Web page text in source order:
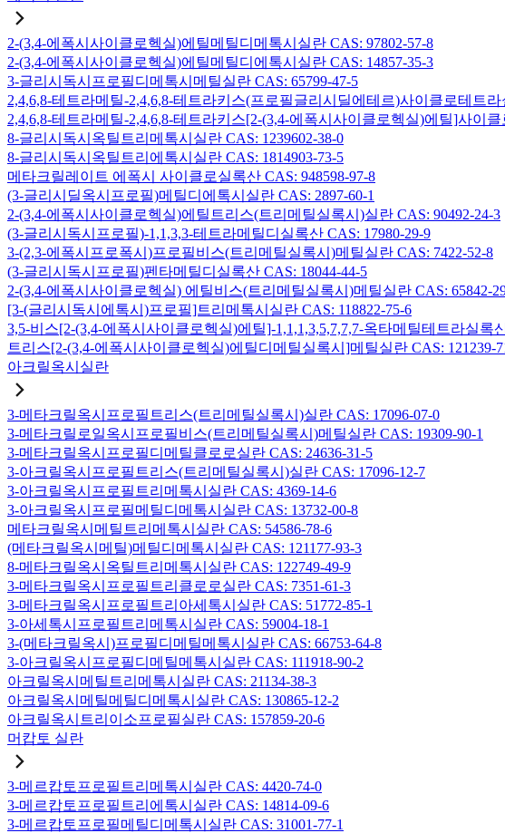
2-(3,4-에폭시사이클로헥실)에틸메틸디메톡시실란 CAS: 97802-57-8
2-(3,4-에폭시사이클로헥실)에틸메틸디에톡시실란 CAS: 14857-35-3
3-글리시독시프로필디메톡시메틸실란 CAS: 65799-47-5
2,4,6,8-테트라메틸-2,4,6,8-테트라키스(프로필글리시딜에테르)사이클로테트라
2,4,6,8-테트라메틸-2,4,6,8-테트라키스[2-(3,4-에폭시사이클로헥실)에틸]사이
8-글리시독시옥틸트리메톡시실란 CAS: 1239602-38-0
8-글리시독시옥틸트리에톡시실란 CAS: 1814903-73-5
메타크릴레이트 에폭시 사이클로실록산 CAS: 948598-97-8
(3-글리시딜옥시프로필)메틸디에톡시실란 CAS: 2897-60-1
2-(3,4-에폭시사이클로헥실)에틸트리스(트리메틸실록시)실란 CAS: 90492-24-3
(3-글리시독시프로필)-1,1,3,3-테트라메틸디실록산 CAS: 17980-29-9
3-(2,3-에폭시프로폭시)프로필비스(트리메틸실록시)메틸실란 CAS: 7422-52-8
(3-글리시독시프로필)펜타메틸디실록산 CAS: 18044-44-5
2-(3,4-에폭시사이클로헥실) 에틸비스(트리메틸실록시)메틸실란 CAS: 65842-
[3-(글리시독시에톡시)프로필]트리메톡시실란 CAS: 118822-75-6
3,5-비스[2-(3,4-에폭시사이클로헥실)에틸]-1,1,1,3,5,7,7,7-옥타메틸테트라실록
트리스[2-(3,4-에폭시사이클로헥실)에틸디메틸실록시]메틸실란 CAS: 121239-
아크릴옥시실란
3-메타크릴옥시프로필트리스(트리메틸실록시)실란 CAS: 17096-07-0
3-메타크릴로일옥시프로필비스(트리메틸실록시)메틸실란 CAS: 19309-90-1
3-메타크릴옥시프로필디메틸클로로실란 CAS: 24636-31-5
3-아크릴옥시프로필트리스(트리메틸실록시)실란 CAS: 17096-12-7
3-아크릴옥시프로필트리메톡시실란 CAS: 4369-14-6
3-아크릴옥시프로필메틸디메톡시실란 CAS: 13732-00-8
메타크릴옥시메틸트리메톡시실란 CAS: 54586-78-6
(메타크릴옥시메틸)메틸디메톡시실란 CAS: 121177-93-3
8-메타크릴옥시옥틸트리메톡시실란 CAS: 122749-49-9
3-메타크릴옥시프로필트리클로로실란 CAS: 7351-61-3
3-메타크릴옥시프로필트리아세톡시실란 CAS: 51772-85-1
3-아세톡시프로필트리메톡시실란 CAS: 59004-18-1
3-(메타크릴옥시)프로필디메틸메톡시실란 CAS: 66753-64-8
3-아크릴옥시프로필디메틸메톡시실란 CAS: 111918-90-2
아크릴옥시메틸트리메톡시실란 CAS: 21134-38-3
아크릴옥시메틸메틸디메톡시실란 CAS: 130865-12-2
아크릴옥시트리이소프로필실란 CAS: 157859-20-6
머캅토 실란
3-메르캅토프로필트리메톡시실란 CAS: 4420-74-0
3-메르캅토프로필트리에톡시실란 CAS: 14814-09-6
3-메르캅토프로필메틸디메톡시실란 CAS: 31001-77-1